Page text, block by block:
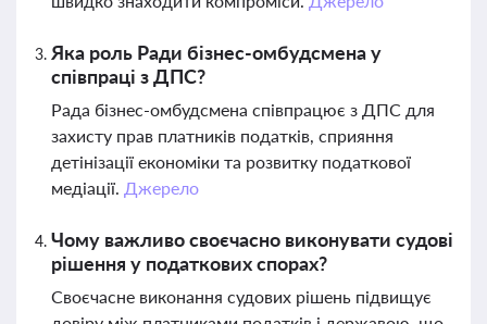
Яка роль Ради бізнес-омбудсмена у
співпраці з ДПС?
Рада бізнес-омбудсмена співпрацює з ДПС для
захисту прав платників податків, сприяння
детінізації економіки та розвитку податкової
медіації. Джерело
Чому важливо своєчасно виконувати судові
рішення у податкових спорах?
Своєчасне виконання судових рішень підвищує